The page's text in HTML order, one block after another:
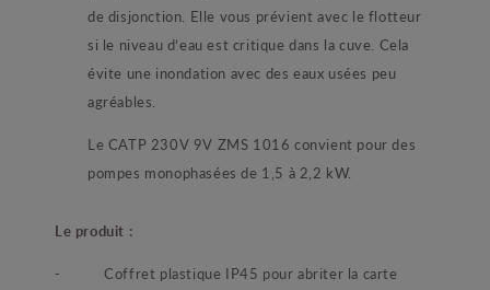
de disjonction. Elle vous prévient avec le flotteur
si le niveau d’eau est critique dans la cuve. Cela
évite une inondation avec des eaux usées peu
agréables.
Le CATP 230V 9V ZMS 1016 convient pour des
pompes monophasées de 1,5 à 2,2 kW.
Le produit :
-Coffret plastique IP45 pour abriter la carte